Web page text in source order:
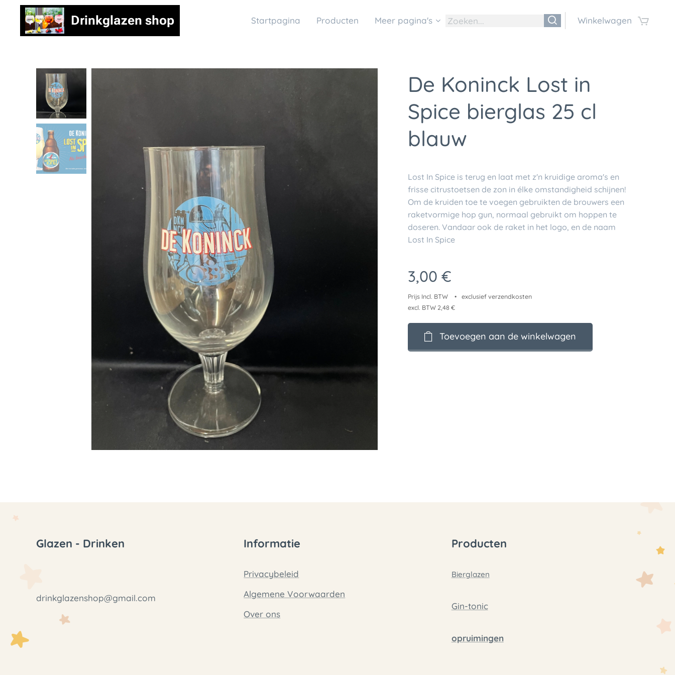
Drinkglazen shop Startpagina Producten Meer pagina's Winkelwagen
De Koninck Lost in
Spice bierglas 25 cl
blauw
Lost In Spice is terug en laat met z'n kruidige aroma's en
frisse citrustoetsen de zon in élke omstandigheid schijnen!
Om de kruiden toe te voegen gebruikten de brouwers een
raketvormige hop gun, normaal gebruikt om hoppen te
doseren. Vandaar ook de raket in het logo, en de naam
Lost In Spice
3,00 €
Prijs Incl. BTW
exclusief verzendkosten
excl. BTW 2,48 €
Toevoegen aan de winkelwagen
Glazen - Drinken
drinkglazenshop@gmail.com
Informatie
Privacybeleid
Algemene Voorwaarden
Over ons
Producten
Bierglazen
Gin-tonic
opruimingen